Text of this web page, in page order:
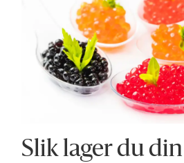
Slik lager du